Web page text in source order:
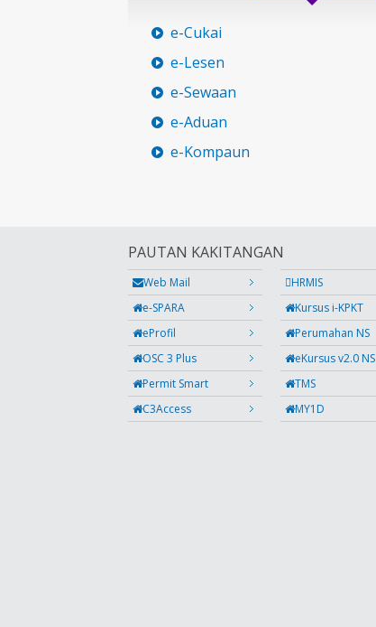
e-Cukai
e-Lesen
e-Sewaan
e-Aduan
e-Kompaun
PAUTAN KAKITANGAN
Web Mail
HRMIS
e-SPARA
Kursus i-KPKT
eProfil
Perumahan NS
OSC 3 Plus
eKursus v2.0 NS
Permit Smart
TMS
C3Access
MY1D